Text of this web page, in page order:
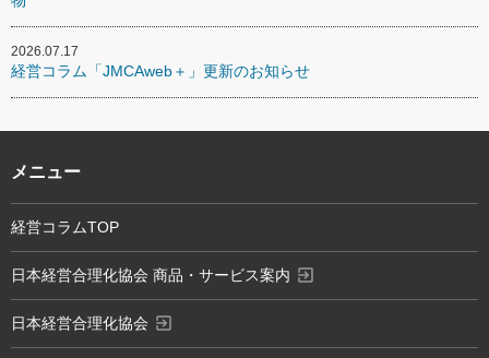
2026.07.17
経営コラム「JMCAweb＋」更新のお知らせ
メニュー
経営コラムTOP
日本経営合理化協会 商品・サービス案内 exit_to_app
日本経営合理化協会 exit_to_app